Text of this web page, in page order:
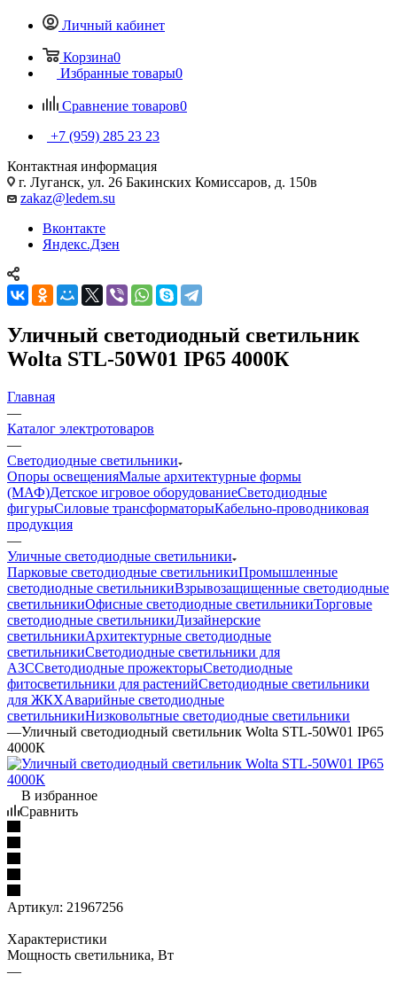
Личный кабинет
Корзина0
Избранные товары0
Сравнение товаров0
+7 (959) 285 23 23
Контактная информация
г. Луганск, ул. 26 Бакинских Комиссаров, д. 150в
zakaz@ledem.su
Вконтакте
Яндекс.Дзен
Уличный светодиодный светильник
Wolta STL-50W01 IP65 4000К
Главная
—
Каталог электротоваров
—
Светодиодные светильники
Опоры освещенияМалые архитектурные формы
(МАФ)Детское игровое оборудованиеСветодиодные
фигурыСиловые трансформаторыКабельно-проводниковая
продукция
—
Уличные светодиодные светильники
Парковые светодиодные светильникиПромышленные
светодиодные светильникиВзрывозащищенные светодиодные
светильникиОфисные светодиодные светильникиТорговые
светодиодные светильникиДизайнерские
светильникиАрхитектурные светодиодные
светильникиСветодиодные светильники для
АЗССветодиодные прожекторыСветодиодные
фитосветильники для растенийСветодиодные светильники
для ЖКХАварийные светодиодные
светильникиНизковольтные светодиодные светильники
—Уличный светодиодный светильник Wolta STL-50W01 IP65
4000К
В избранное
Сравнить
Артикул: 21967256
Характеристики
Мощность светильника, Вт
—